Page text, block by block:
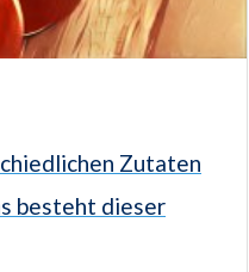
Zutaten
besteht dieser